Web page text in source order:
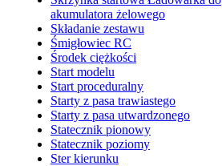
akumulatora żelowego
Składanie zestawu
Śmigłowiec RC
Środek ciężkości
Start modelu
Start proceduralny
Starty z pasa trawiastego
Starty z pasa utwardzonego
Statecznik pionowy
Statecznik poziomy
Ster kierunku